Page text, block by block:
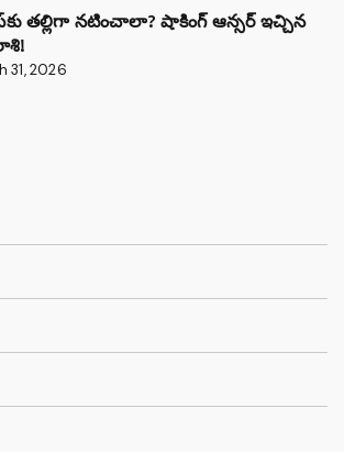
తల్లిగా నటించాలా? షాకింగ్ ఆన్సర్ ఇచ్చిన
31, 2026